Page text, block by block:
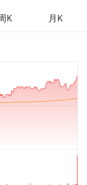
盈率
16.29
K 月K